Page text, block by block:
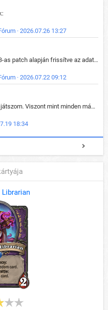
· 2026.07.26 13:27
Kártya változások a 36.0.3-as patch alapján frissítve az adatbázisban (képek is cserélve).
· 2026.07.22 09:12
Amióta bejött, csak ezzel játszom. Viszont mint minden más - akár az alapjáték is, ez is baromira összetett lett. Néha már pár kör után is esélytelen az egész. Vagy irreállisan túltápol valaki, vagy lelép a partner, vagy csak hülye mint a segg. És amikor eljönne az én időm, na akkor jön el mindenki másé is. Engem jobban érdekelne, hogy ki milyen ratingen szokott játszani. Na ez lenne egy érdekes adat.
18:34
Librarian